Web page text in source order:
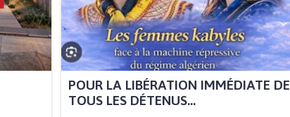
POUR LA LIBÉRATION IMMÉDIATE DE
TOUS LES DÉTENUS...